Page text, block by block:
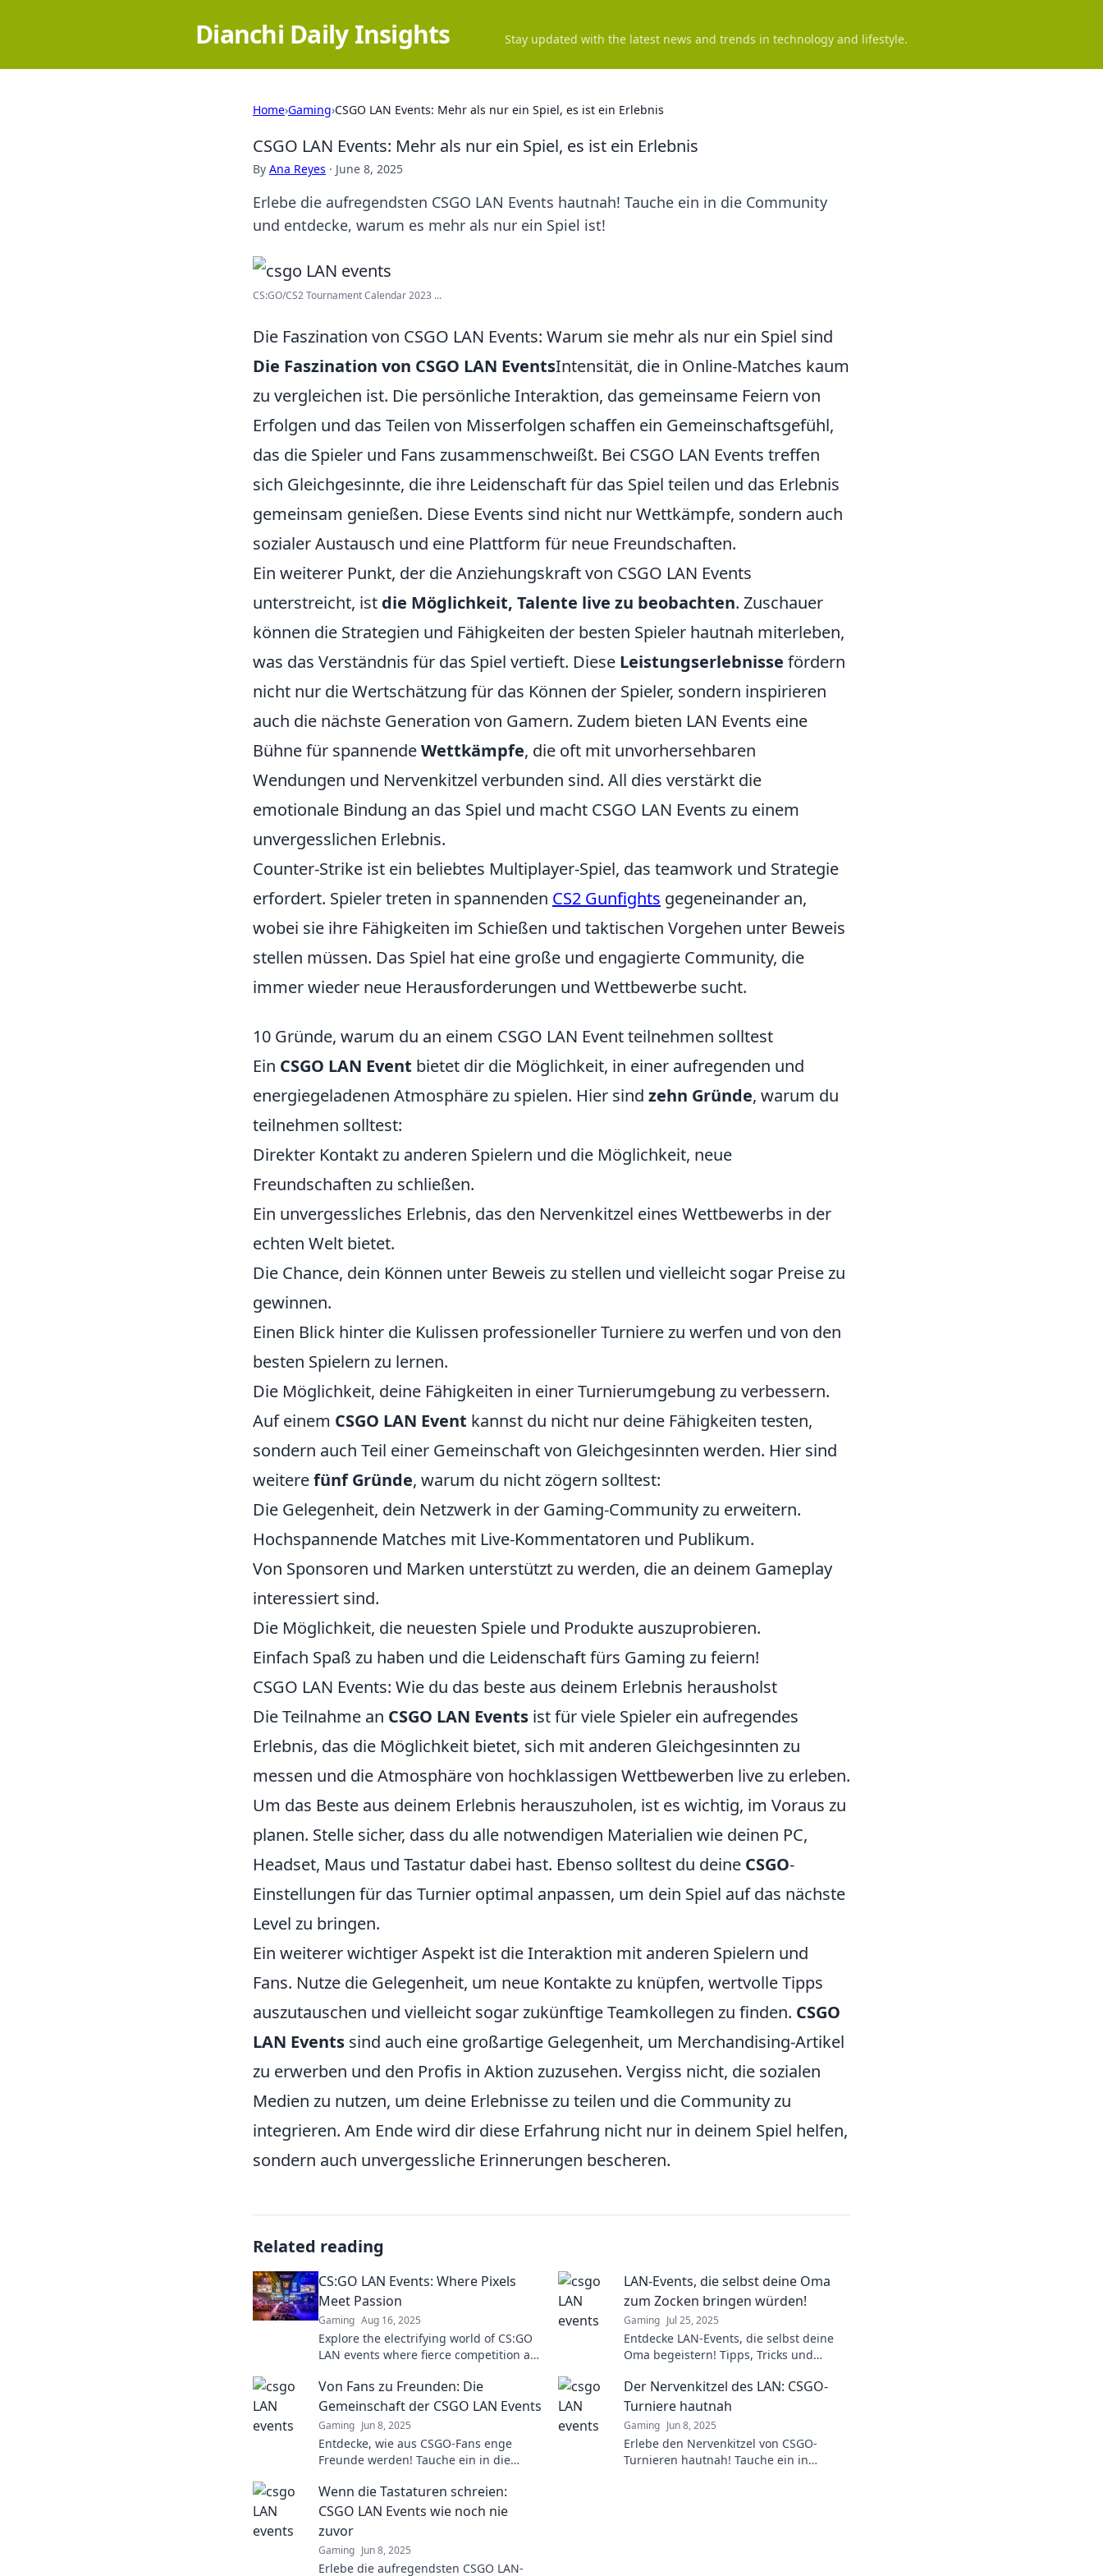
Dianchi Daily Insights Stay updated with the latest news and trends in technology and lifestyle.
Home›Gaming›CSGO LAN Events: Mehr als nur ein Spiel, es ist ein Erlebnis
CSGO LAN Events: Mehr als nur ein Spiel, es ist ein Erlebnis
By Ana Reyes · June 8, 2025
Erlebe die aufregendsten CSGO LAN Events hautnah! Tauche ein in die Community
und entdecke, warum es mehr als nur ein Spiel ist!
CS:GO/CS2 Tournament Calendar 2023 ...
Die Faszination von CSGO LAN Events: Warum sie mehr als nur ein Spiel sind
Die Faszination von CSGO LAN EventsIntensität, die in Online-Matches kaum
zu vergleichen ist. Die persönliche Interaktion, das gemeinsame Feiern von
Erfolgen und das Teilen von Misserfolgen schaffen ein Gemeinschaftsgefühl,
das die Spieler und Fans zusammenschweißt. Bei CSGO LAN Events treffen
sich Gleichgesinnte, die ihre Leidenschaft für das Spiel teilen und das Erlebnis
gemeinsam genießen. Diese Events sind nicht nur Wettkämpfe, sondern auch
sozialer Austausch und eine Plattform für neue Freundschaften.
Ein weiterer Punkt, der die Anziehungskraft von CSGO LAN Events
unterstreicht, ist die Möglichkeit, Talente live zu beobachten. Zuschauer
können die Strategien und Fähigkeiten der besten Spieler hautnah miterleben,
was das Verständnis für das Spiel vertieft. Diese Leistungserlebnisse fördern
nicht nur die Wertschätzung für das Können der Spieler, sondern inspirieren
auch die nächste Generation von Gamern. Zudem bieten LAN Events eine
Bühne für spannendeWettkämpfe, die oft mit unvorhersehbaren
Wendungen und Nervenkitzel verbunden sind. All dies verstärkt die
emotionale Bindung an das Spiel und macht CSGO LAN Events zu einem
unvergesslichen Erlebnis.
Counter-Strike ist ein beliebtes Multiplayer-Spiel, das teamwork und Strategie
erfordert. Spieler treten in spannenden CS2 Gunfights gegeneinander an,
wobei sie ihre Fähigkeiten im Schießen und taktischen Vorgehen unter Beweis
stellen müssen. Das Spiel hat eine große und engagierte Community, die
immer wieder neue Herausforderungen und Wettbewerbe sucht.
10 Gründe, warum du an einem CSGO LAN Event teilnehmen solltest
Ein CSGO LAN Event bietet dir die Möglichkeit, in einer aufregenden und
energiegeladenen Atmosphäre zu spielen. Hier sind zehn Gründe, warum du
teilnehmen solltest:
Direkter Kontakt zu anderen Spielern und die Möglichkeit, neue
Freundschaften zu schließen.
Ein unvergessliches Erlebnis, das den Nervenkitzel eines Wettbewerbs in der
echten Welt bietet.
Die Chance, dein Können unter Beweis zu stellen und vielleicht sogar Preise zu
gewinnen.
Einen Blick hinter die Kulissen professioneller Turniere zu werfen und von den
besten Spielern zu lernen.
Die Möglichkeit, deine Fähigkeiten in einer Turnierumgebung zu verbessern.
Auf einem CSGO LAN Event kannst du nicht nur deine Fähigkeiten testen,
sondern auch Teil einer Gemeinschaft von Gleichgesinnten werden. Hier sind
weiterefünf Gründe, warum du nicht zögern solltest:
Die Gelegenheit, dein Netzwerk in der Gaming-Community zu erweitern.
Hochspannende Matches mit Live-Kommentatoren und Publikum.
Von Sponsoren und Marken unterstützt zu werden, die an deinem Gameplay
interessiert sind.
Die Möglichkeit, die neuesten Spiele und Produkte auszuprobieren.
Einfach Spaß zu haben und die Leidenschaft fürs Gaming zu feiern!
CSGO LAN Events: Wie du das beste aus deinem Erlebnis herausholst
Die Teilnahme an CSGO LAN Events ist für viele Spieler ein aufregendes
Erlebnis, das die Möglichkeit bietet, sich mit anderen Gleichgesinnten zu
messen und die Atmosphäre von hochklassigen Wettbewerben live zu erleben.
Um das Beste aus deinem Erlebnis herauszuholen, ist es wichtig, im Voraus zu
planen. Stelle sicher, dass du alle notwendigen Materialien wie deinen PC,
Headset, Maus und Tastatur dabei hast. Ebenso solltest du deine CSGO-
Einstellungen für das Turnier optimal anpassen, um dein Spiel auf das nächste
Level zu bringen.
Ein weiterer wichtiger Aspekt ist die Interaktion mit anderen Spielern und
Fans. Nutze die Gelegenheit, um neue Kontakte zu knüpfen, wertvolle Tipps
auszutauschen und vielleicht sogar zukünftige Teamkollegen zu finden. CSGO
LAN Events sind auch eine großartige Gelegenheit, um Merchandising-Artikel
zu erwerben und den Profis in Aktion zuzusehen. Vergiss nicht, die sozialen
Medien zu nutzen, um deine Erlebnisse zu teilen und die Community zu
integrieren. Am Ende wird dir diese Erfahrung nicht nur in deinem Spiel helfen,
sondern auch unvergessliche Erinnerungen bescheren.
Related reading
CS:GO LAN Events: Where Pixels
Meet Passion
Gaming Aug 16, 2025
Explore the electrifying world of CS:GO
LAN events where fierce competition and
LAN-Events, die selbst deine Oma
zum Zocken bringen würden!
Gaming Jul 25, 2025
Entdecke LAN-Events, die selbst deine
Oma begeistern! Tipps, Tricks und
Gaming-Levels warten auf dich!
Von Fans zu Freunden: Die
Gemeinschaft der CSGO LAN Events
Gaming Jun 8, 2025
Entdecke, wie aus CSGO-Fans enge
Freunde werden! Tauche ein in die
Events und erlebe unvergessliche
Momente!
Der Nervenkitzel des LAN: CSGO-
Turniere hautnah
Gaming Jun 8, 2025
Erlebe den Nervenkitzel von CSGO-
Turnieren hautnah! Tauche ein in
Wenn die Tastaturen schreien:
CSGO LAN Events wie noch nie
zuvor
Gaming Jun 8, 2025
Erlebe die aufregendsten CSGO LAN-